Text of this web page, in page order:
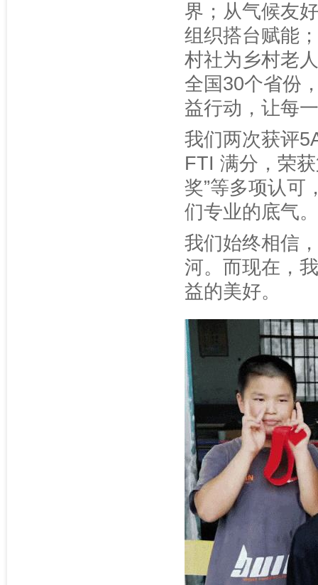
界；从气候友
组织搭台赋能
村社为乡村老
全国30个省份
益行动，让每
我们两次获评
FTI 满分，荣
奖”等多项认可
们专业的底气。
我们始终相信
河。而现在，
益的美好。